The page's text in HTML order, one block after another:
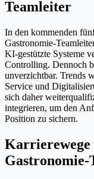
Teamleiter
In den kommenden
Gastronomie-
KI-gestützte Systeme
Controlling. Dennoch
unverzichtbar. Trends
Service und
sich daher
integrieren, um den
Position zu sichern.
Karrierewege